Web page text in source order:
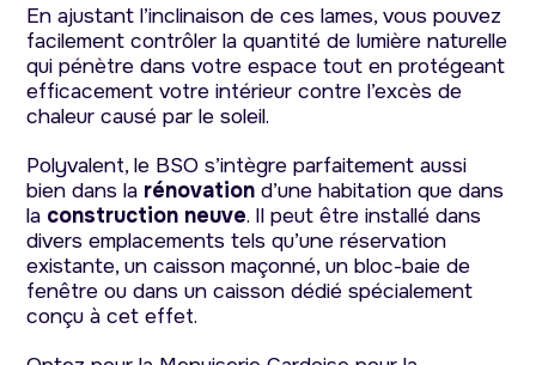
En ajustant l’inclinaison de ces lames, vous pouvez
facilement contrôler la quantité de lumière naturelle
qui pénètre dans votre espace tout en protégeant
efficacement votre intérieur contre l’excès de
chaleur causé par le soleil.
Polyvalent, le BSO s’intègre parfaitement aussi
bien dans la rénovation d’une habitation que dans
la construction neuve. Il peut être installé dans
divers emplacements tels qu’une réservation
existante, un caisson maçonné, un bloc-baie de
fenêtre ou dans un caisson dédié spécialement
conçu à cet effet.